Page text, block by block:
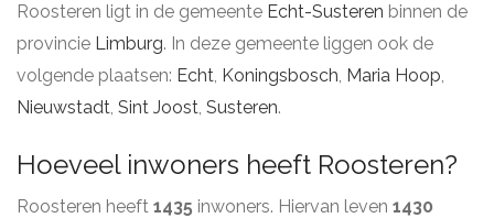
Roosteren ligt in de gemeente Echt-Susteren binnen de
provincie Limburg. In deze gemeente liggen ook de
volgende plaatsen: Echt, Koningsbosch, Maria Hoop,
Nieuwstadt, Sint Joost, Susteren.
Hoeveel inwoners heeft Roosteren?
Roosteren heeft 1435 inwoners. Hiervan leven 1430